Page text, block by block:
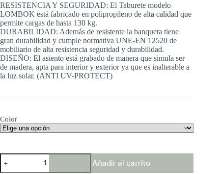
desde
23,49 €
hasta
27,39 €
RESISTENCIA Y SEGURIDAD: El Taburete modelo
LOMBOK está fabricado en polipropileno de alta calidad que
permite cargas de hasta 130 kg.
DURABILIDAD: Además de resistente la banqueta tiene
gran durabilidad y cumple normativa UNE-EN 12520 de
mobiliario de alta resistencia seguridad y durabilidad.
DISEÑO: El asiento está grabado de manera que simula ser
de madera, apta para interior y exterior ya que es inalterable a
la luz solar. (ANTI UV-PROTECT)
Color
Tatay
Lombok
Añadir al carrito